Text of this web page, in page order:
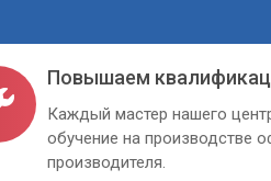
Повышаем
Каждый мастер нашего
обучение на производстве
производителя.